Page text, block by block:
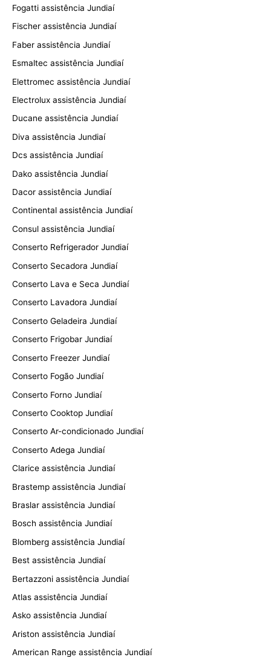
Fogatti assistência Jundiaí
Fischer assistência Jundiaí
Faber assistência Jundiaí
Esmaltec assistência Jundiaí
Elettromec assistência Jundiaí
Electrolux assistência Jundiaí
Ducane assistência Jundiaí
Diva assistência Jundiaí
Dcs assistência Jundiaí
Dako assistência Jundiaí
Dacor assistência Jundiaí
Continental assistência Jundiaí
Consul assistência Jundiaí
Conserto Refrigerador Jundiaí
Conserto Secadora Jundiaí
Conserto Lava e Seca Jundiaí
Conserto Lavadora Jundiaí
Conserto Geladeira Jundiaí
Conserto Frigobar Jundiaí
Conserto Freezer Jundiaí
Conserto Fogão Jundiaí
Conserto Forno Jundiaí
Conserto Cooktop Jundiaí
Conserto Ar-condicionado Jundiaí
Conserto Adega Jundiaí
Clarice assistência Jundiaí
Brastemp assistência Jundiaí
Braslar assistência Jundiaí
Bosch assistência Jundiaí
Blomberg assistência Jundiaí
Best assistência Jundiaí
Bertazzoni assistência Jundiaí
Atlas assistência Jundiaí
Asko assistência Jundiaí
Ariston assistência Jundiaí
American Range assistência Jundiaí